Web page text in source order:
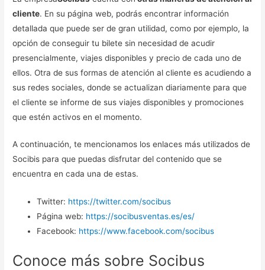
cliente. En su página web, podrás encontrar información
detallada que puede ser de gran utilidad, como por ejemplo, la
opción de conseguir tu bilete sin necesidad de acudir
presencialmente, viajes disponibles y precio de cada uno de
ellos. Otra de sus formas de atención al cliente es acudiendo a
sus redes sociales, donde se actualizan diariamente para que
el cliente se informe de sus viajes disponibles y promociones
que estén activos en el momento.
A continuación, te mencionamos los enlaces más utilizados de
Socibis para que puedas disfrutar del contenido que se
encuentra en cada una de estas.
Twitter: https://twitter.com/socibus
Página web: https://socibusventas.es/es/
Facebook: https://www.facebook.com/socibus
Conoce más sobre Socibus